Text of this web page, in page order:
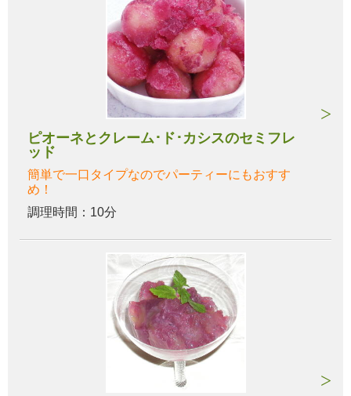
ピオーネとクレーム･ド･カシスのセミフレ
ッド
簡単で一口タイプなのでパーティーにもおすす
め！
調理時間：10分